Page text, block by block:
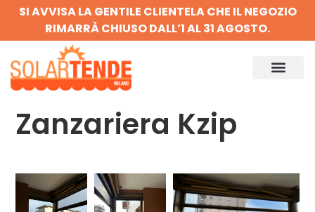
SI AVVISA LA GENTILE CLIENTELA CHE IL NEGOZIO
RIMARRÀ CHIUSO DALL’1 AL 31 AGOSTO.
Zanzariera Kzip